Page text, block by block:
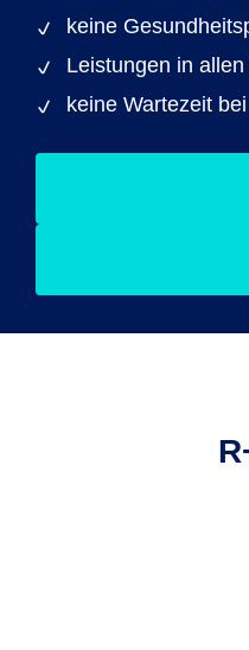
keine
Leistungen in
keine Wartezeit